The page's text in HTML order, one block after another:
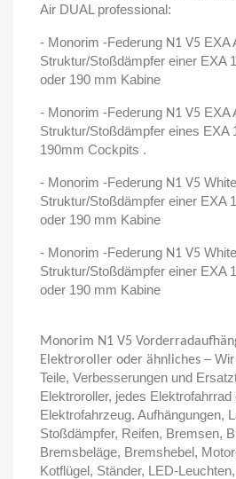
Air DUAL professional:
- Monorim -Federung N1 V5 EXA
Struktur/Stoßdämpfer einer EXA
oder 190 mm Kabine
- Monorim -Federung N1 V5 EXA
Struktur/Stoßdämpfer eines EXA
190mm Cockpits .
- Monorim -Federung N1 V5
Struktur/Stoßdämpfer einer EXA
oder 190 mm Kabine
- Monorim -Federung N1 V5
Struktur/Stoßdämpfer einer EXA
oder 190 mm Kabine
Monorim N1 V5
Elektroroller oder ähnliches –
Teile, Verbesserungen und
Elektroroller, jedes Elektrofahrrad
Elektrofahrzeug. Aufhängungen,
Stoßdämpfer, Reifen, Bremsen,
Bremsbeläge, Bremshebel,
Kotflügel, Ständer, LED-